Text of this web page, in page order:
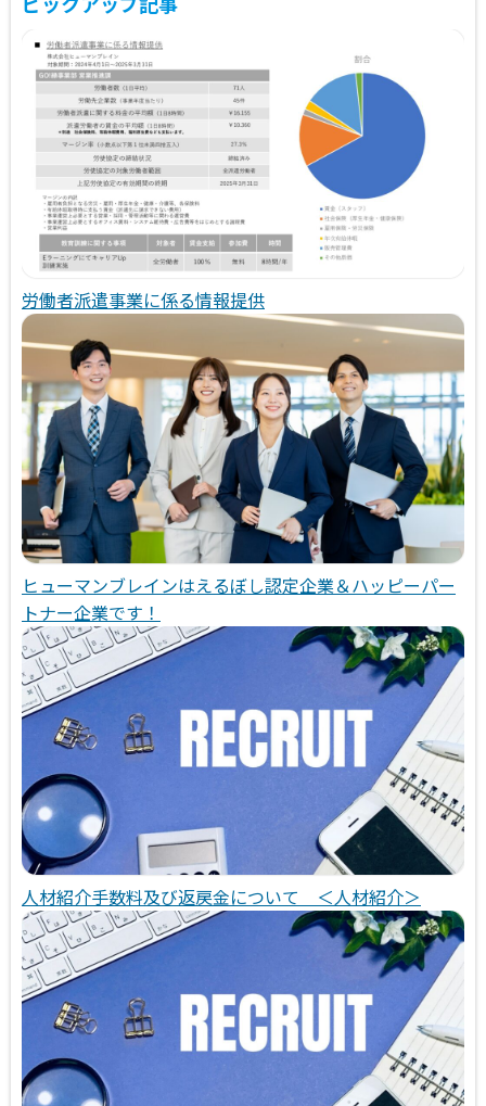
労働者派遣事業に係る情報提供
ヒューマンブレインはえるぼし認定企業＆ハッピーパー
トナー企業です！
人材紹介手数料及び返戻金について ＜人材紹介＞